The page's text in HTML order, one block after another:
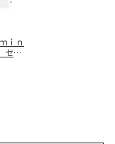
ｉｎ
セッ